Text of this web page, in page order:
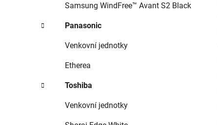
Samsung WindFree™ Avant S2 Black
Panasonic
Venkovní jednotky
Etherea
Toshiba
Venkovní jednotky